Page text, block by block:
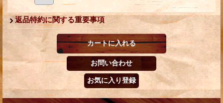
返品特約に関する重要事項